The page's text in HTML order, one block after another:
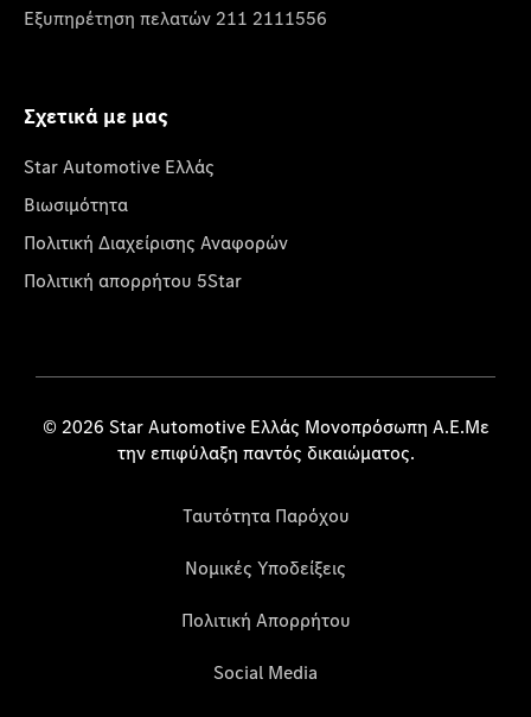
Εξυπηρέτηση πελατών 211 2111556
Σχετικά με μας
Star Automotive Ελλάς
Βιωσιμότητα
Πολιτική Διαχείρισης Αναφορών
Πολιτική απορρήτου 5Star
© 2026 Star Automotive Ελλάς Μονοπρόσωπη Α.Ε.Με
την επιφύλαξη παντός δικαιώματος.
Ταυτότητα Παρόχου
Νομικές Υποδείξεις
Πολιτική Απορρήτου
Social Media